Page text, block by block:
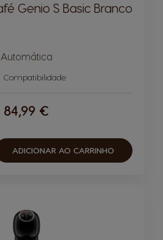
Genio S Basic Branco
Automática
Compatibilidade
84,99 €
ADICIONAR AO CARRINHO